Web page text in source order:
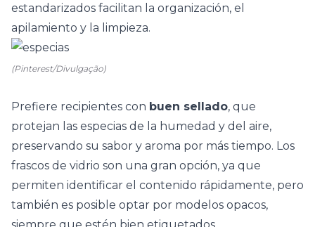
estandarizados facilitan la organización, el
apilamiento y la limpieza.
(Pinterest/Divulgação)
Prefiere recipientes con buen sellado, que
protejan las especias de la humedad y del aire,
preservando su sabor y aroma por más tiempo. Los
frascos de vidrio son una gran opción, ya que
permiten identificar el contenido rápidamente, pero
también es posible optar por modelos opacos,